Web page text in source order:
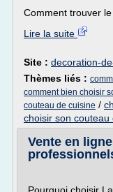
Comment trouver le
Lire la suite
Site : decoration-
Thèmes liés :
comment bien choisir
couteau de cuisine /
choisir son couteau
Vente en